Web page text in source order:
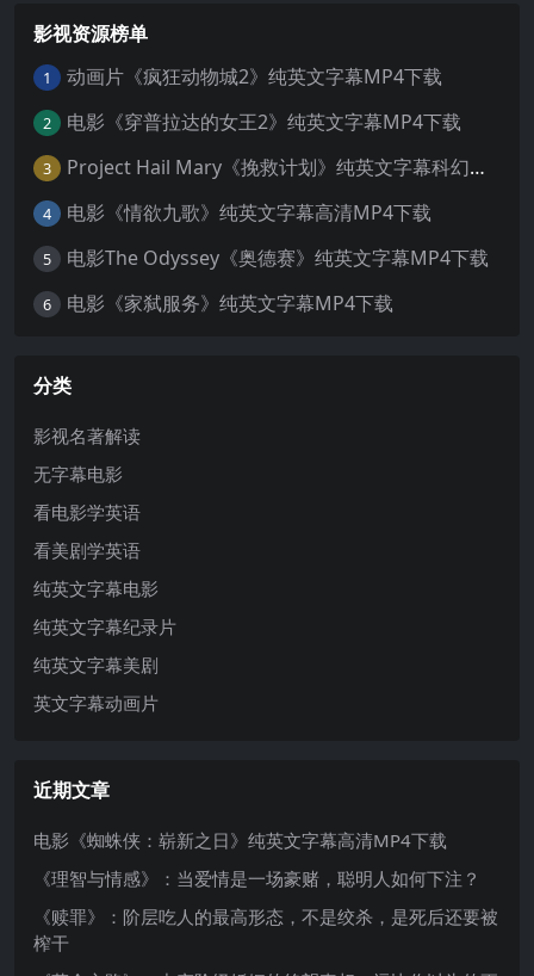
影视资源榜单
1 动画片《疯狂动物城2》纯英文字幕MP4下载
2 电影《穿普拉达的女王2》纯英文字幕MP4下载
3 Project Hail Mary《挽救计划》纯英文字幕科幻电影MP4下载
4 电影《情欲九歌》纯英文字幕高清MP4下载
5 电影The Odyssey《奥德赛》纯英文字幕MP4下载
6 电影《家弑服务》纯英文字幕MP4下载
分类
影视名著解读
无字幕电影
看电影学英语
看美剧学英语
纯英文字幕电影
纯英文字幕纪录片
纯英文字幕美剧
英文字幕动画片
近期文章
电影《蜘蛛侠：崭新之日》纯英文字幕高清MP4下载
《理智与情感》：当爱情是一场豪赌，聪明人如何下注？
《赎罪》：阶层吃人的最高形态，不是绞杀，是死后还要被
榨干